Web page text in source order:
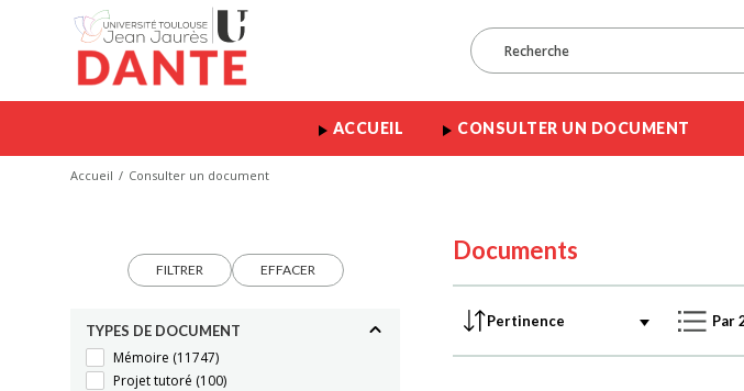
ACCUEIL CONSULTER UN DOCUMENT
Accueil Consulter un document
FILTRER EFFACER
TYPES DE DOCUMENT
Mémoire (11747)
Projet tutoré (100)
Documents